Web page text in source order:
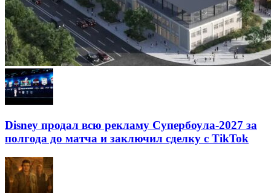
Disney продал всю рекламу Супербоула-2027 за
полгода до матча и заключил сделку с TikTok